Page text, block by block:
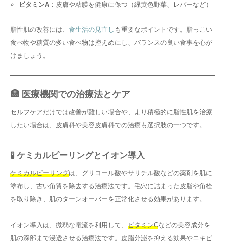
ビタミンA：皮膚や粘膜を健康に保つ（緑黄色野菜、レバーなど）
脂性肌の改善には、 食生活の見直し も重要なポイントです。脂っこい
食べ物や糖質の多い食べ物は控えめにし、バランスの良い食事を心が
けましょう。
🏥 医療機関での治療法とケア
セルフケアだけでは改善が難しい場合や、より積極的に脂性肌を治療
したい場合は、皮膚科や美容皮膚科での治療も選択肢の一つです。
🧪 ケミカルピーリングとイオン導入
ケミカルピーリングは、グリコール酸やサリチル酸などの薬剤を肌に
塗布し、古い角質を除去する治療法です。毛穴に詰まった皮脂や角栓
を取り除き、肌のターンオーバーを正常化させる効果があります。
イオン導入は、微弱な電流を利用して、 ビタミンCなどの美容成分を
肌の深部まで浸透させる治療法です。皮脂分泌を抑える効果やニキビ